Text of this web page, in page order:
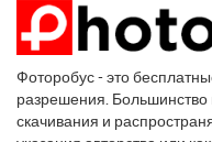
Фоторобус - это
разрешения.
скачивания и